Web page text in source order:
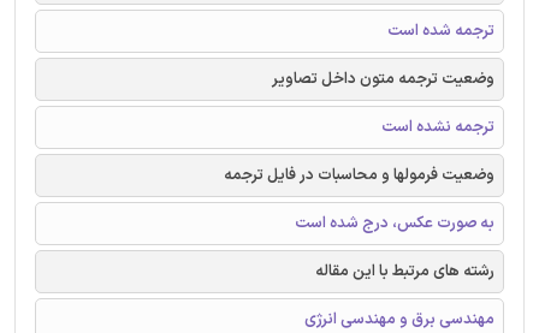
ترجمه شده است
وضعیت ترجمه متون داخل تصاویر
ترجمه نشده است
وضعیت فرمولها و محاسبات در فایل ترجمه
به صورت عکس، درج شده است
رشته های مرتبط با این مقاله
مهندسی برق و مهندسی انرژی